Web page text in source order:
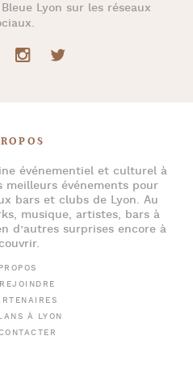
Lyon sur les réseaux
événementiel et culturel à
meilleurs événements pour
bars et clubs de Lyon. Au
, musique, artistes, bars à
d’autres surprises encore à
À LYON